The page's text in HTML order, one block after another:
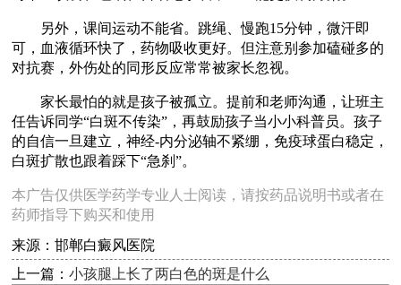
另外，课间运动不能省。跳绳、慢跑15分钟，微汗即
可，血液循环快了，药物吸收更好。但注意别参加磕碰多的
对抗赛，外伤处的同形反应常常被家长忽视。
家长最怕的就是孩子被孤立。提前和老师沟通，让班主
任告诉同学“白斑不传染”，再鼓励孩子当小小科普员。孩子
的自信一旦建立，神经-内分泌轴不紧绷，免疫球蛋白稳定，
白斑扩散也跟着踩下“急刹”。
本广告仅供医学药学专业人士阅读，请按药品说明书或者在
药师指导下购买和使用
来源：邯郸白癜风医院
上一篇：小孩腿上长了两白色的斑是什么